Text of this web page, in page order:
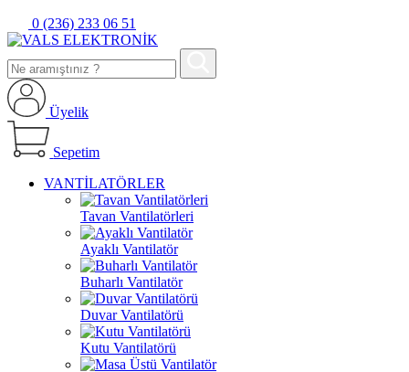
0 (236) 233 06 51
Üyelik
Sepetim
VANTİLATÖRLER
Tavan Vantilatörleri
Ayaklı Vantilatör
Buharlı Vantilatör
Duvar Vantilatörü
Kutu Vantilatörü